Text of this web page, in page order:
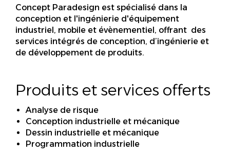
Concept Paradesign est spécialisé dans la
conception et l'ingénierie d'équipement
industriel, mobile et évènementiel, offrant des
services intégrés de conception, d’ingénierie et
de développement de produits.
Produits et services offerts
Analyse de risque
Conception industrielle et mécanique
Dessin industrielle et mécanique
Programmation industrielle